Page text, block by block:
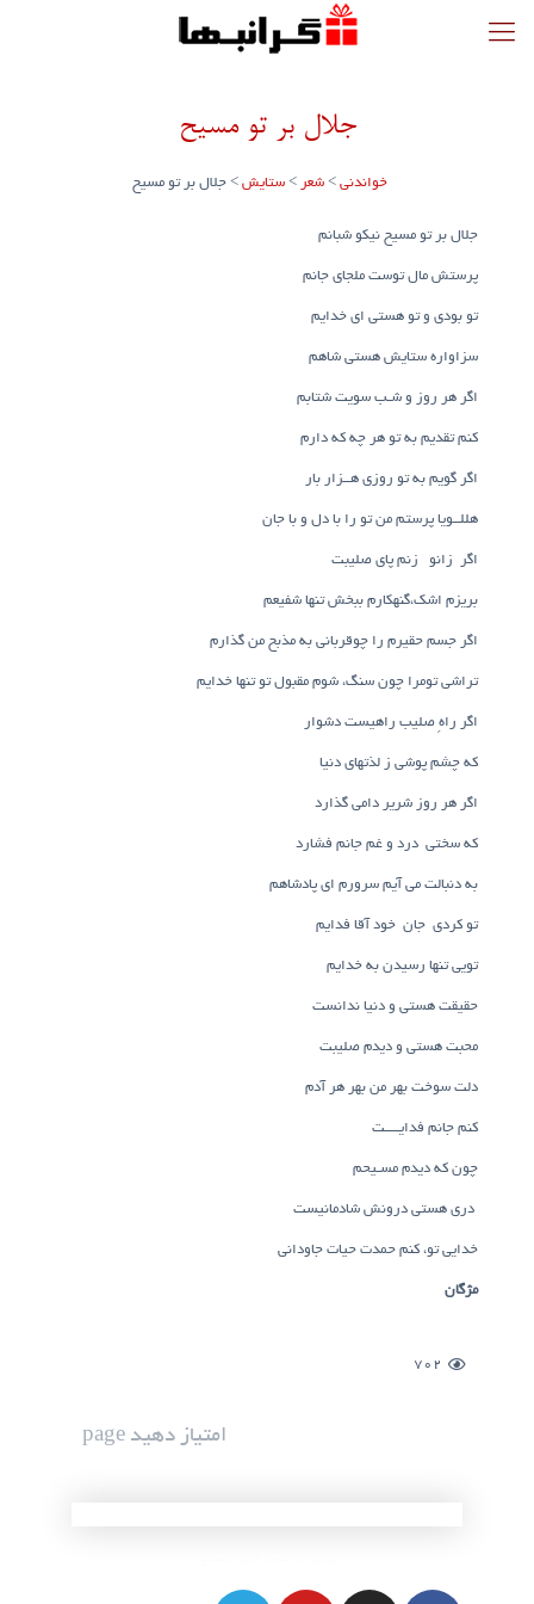
جلال بر تو مسیح
خواندنی> شعر > ستایش> جلال بر تو مسیح
جلال بر تو مسیح نیکو شبانم
پرستش مال توست ملجای جانم
تو بودی و تو هستی ای خدایم
سزاواره ستایش هستی شاهم
اگر هر روز و شـب سویت شتابم
کنم تقدیم به تو هر چه که دارم
اگر گویم به تو روزی هــزار بار
هللــویا پرستم من تو را با دل و با جان
اگر زانو زنم پای صلیبت
بریزم اشک،گنهکارم ببخش تنها شفیعم
اگر جسم حقیرم را چوقربانی به مذبح من گذارم
تراشی تومرا چون سنگ، شوم مقبول تو تنها خدایم
اگر راهِ صلیب راهیست دشوار
که چشم پوشی ز لذتهای دنیا
اگر هر روز شریر دامی گذارد
که سختی درد و غم جانم فشارد
به دنبالت می آیم سرورم ای پادشاهم
تو کردی جان خود آقا فدایم
تویی تنها رسیدن به خدایم
حقیقت هستی و دنیا ندانست
محبت هستی و دیدم صلیبت
دلت سوخت بهر من بهر هر آدم
کنم جانم فدایــــت
چون که دیدم مسـیحم
دری هستی درونش شادمانیست
خدایی تو، کنم حمدت حیات جاودانی
مژگان
702
امتیاز دهید page